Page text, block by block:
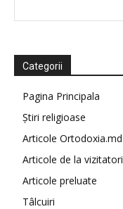
Categorii
Pagina Principala
Știri religioase
Articole Ortodoxia.md
Articole de la vizitatori
Articole preluate
Tâlcuiri